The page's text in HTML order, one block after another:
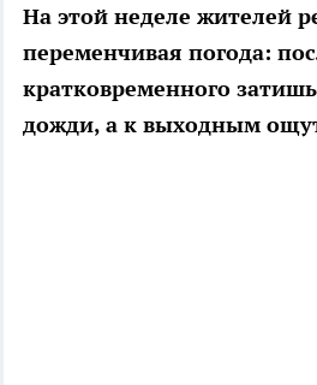
На этой неделе жителей
переменчивая погода:
кратковременного
дожди, а к выходным